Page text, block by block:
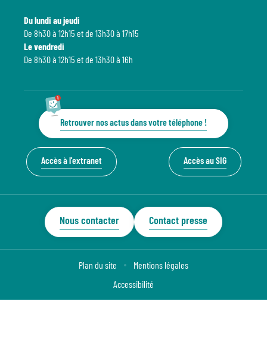
Du lundi au jeudi
De 8h30 à 12h15 et de 13h30 à 17h15
Le vendredi
De 8h30 à 12h15 et de 13h30 à 16h
Retrouver nos actus dans votre téléphone !
Accès à l'extranet Accès au SIG
Nous contacter Contact presse
Plan du site
Mentions légales
Accessibilité